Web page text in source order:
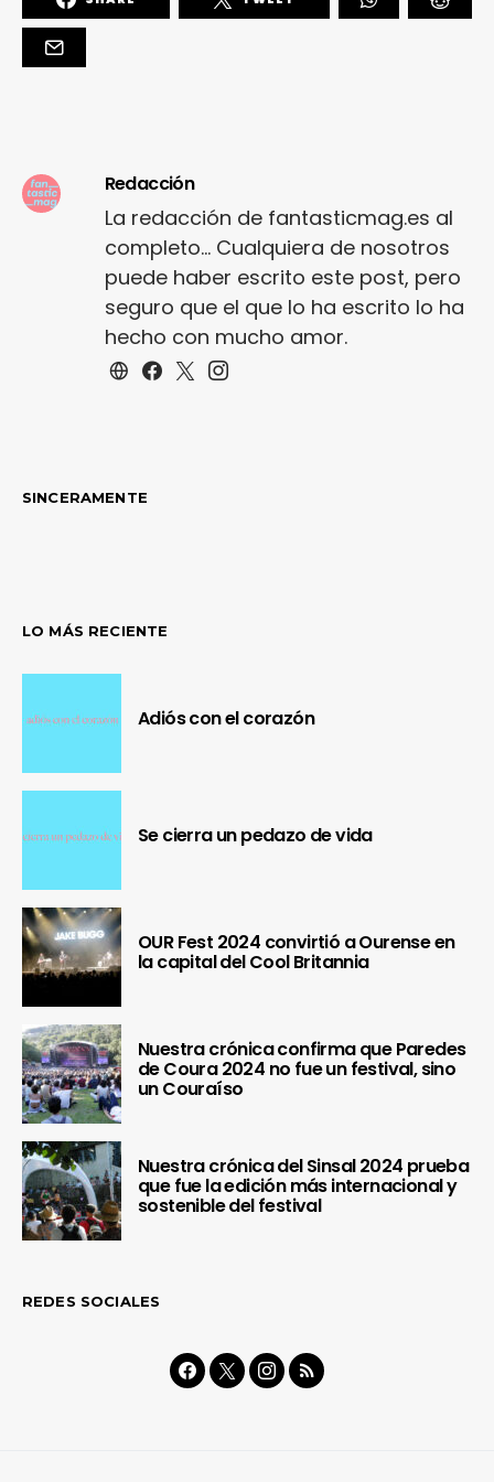
Redacción
La redacción de fantasticmag.es al
completo... Cualquiera de nosotros
puede haber escrito este post, pero
seguro que el que lo ha escrito lo ha
hecho con mucho amor.
SINCERAMENTE
LO MÁS RECIENTE
Adiós con el corazón
Se cierra un pedazo de vida
OUR Fest 2024 convirtió a Ourense en
la capital del Cool Britannia
Nuestra crónica confirma que Paredes
de Coura 2024 no fue un festival, sino
un Couraíso
Nuestra crónica del Sinsal 2024 prueba
que fue la edición más internacional y
sostenible del festival
REDES SOCIALES